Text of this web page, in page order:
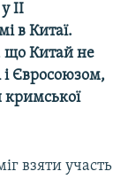
у II
в Китаї.
що Китай не
Євросоюзом,
кримської
взяти участь